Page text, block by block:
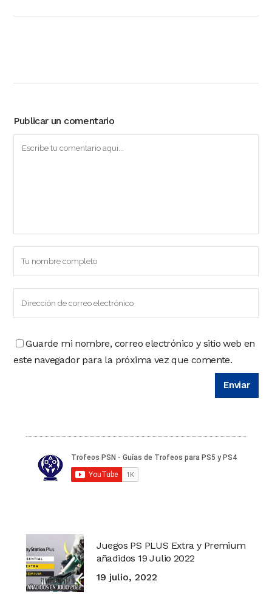
Publicar un comentario
Guarde mi nombre, correo electrónico y sitio web en
este navegador para la próxima vez que comente.
Juegos PS PLUS Extra y Premium
añadidos 19 Julio 2022
19 julio, 2022